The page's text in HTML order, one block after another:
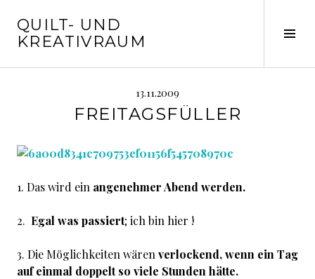
zum
Inhalt
QUILT- UND
KREATIVRAUM
13.11.2009
FREITAGSFÜLLER
1. Das wird ein angenehmer Abend werden.
2. Egal was passiert; ich bin hier !
3. Die Möglichkeiten wären verlockend, wenn ein Tag
auf einmal doppelt so viele Stunden hätte.